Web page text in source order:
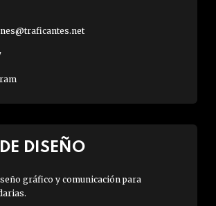
DISEÑO
gráfico y comunicación para